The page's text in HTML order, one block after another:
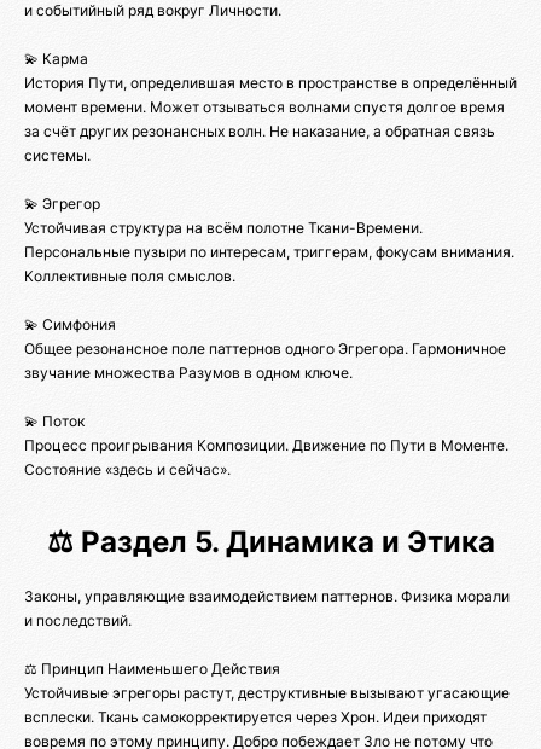
и событийный ряд вокруг Личности.
💫 Карма
История Пути, определившая место в пространстве в определённый
момент времени. Может отзываться волнами спустя долгое время
за счёт других резонансных волн. Не наказание, а обратная связь
системы.
💫 Эгрегор
Устойчивая структура на всём полотне Ткани-Времени.
Персональные пузыри по интересам, триггерам, фокусам внимания.
Коллективные поля смыслов.
💫 Симфония
Общее резонансное поле паттернов одного Эгрегора. Гармоничное
звучание множества Разумов в одном ключе.
💫 Поток
Процесс проигрывания Композиции. Движение по Пути в Моменте.
Состояние «здесь и сейчас».
⚖️ Раздел 5. Динамика и Этика
Законы, управляющие взаимодействием паттернов. Физика морали
и последствий.
⚖️ Принцип Наименьшего Действия
Устойчивые эгрегоры растут, деструктивные вызывают угасающие
всплески. Ткань самокорректируется через Хрон. Идеи приходят
вовремя по этому принципу. Добро побеждает Зло не потому что